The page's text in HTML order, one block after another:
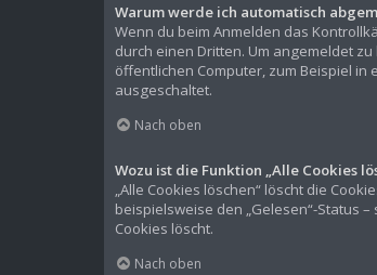
Warum werde ich automatisch
Wenn du beim Anmelden das
durch einen Dritten. Um angemeldet
öffentlichen Computer, zum Beispiel
ausgeschaltet.
Nach oben
Wozu ist die Funktion „Alle Cookies
„Alle Cookies löschen“ löscht die
beispielsweise den „Gelesen“-Status
Cookies löscht.
Nach oben